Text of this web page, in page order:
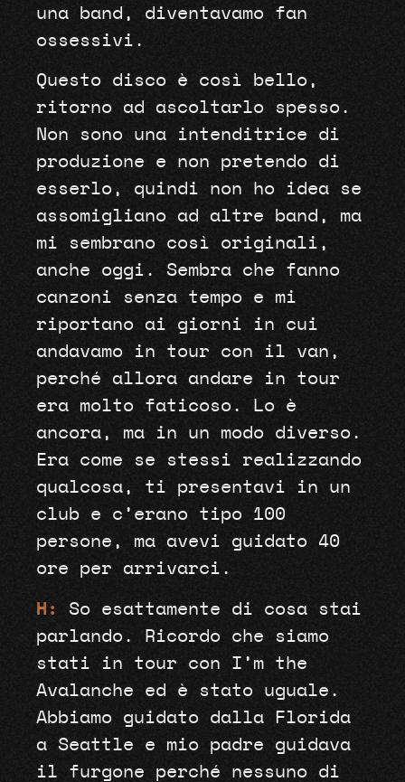
una band, diventavamo fan
ossessivi.
Questo disco è così bello,
ritorno ad ascoltarlo spesso.
Non sono una intenditrice di
produzione e non pretendo di
esserlo, quindi non ho idea se
assomigliano ad altre band, ma
mi sembrano così originali,
anche oggi. Sembra che fanno
canzoni senza tempo e mi
riportano ai giorni in cui
andavamo in tour con il van,
perché allora andare in tour
era molto faticoso. Lo è
ancora, ma in un modo diverso.
Era come se stessi realizzando
qualcosa, ti presentavi in un
club e c’erano tipo 100
persone, ma avevi guidato 40
ore per arrivarci.
H:
So esattamente di cosa stai
parlando. Ricordo che siamo
stati in tour con I’m the
Avalanche ed è stato uguale.
Abbiamo guidato dalla Florida
a Seattle e mio padre guidava
il furgone perché nessuno di